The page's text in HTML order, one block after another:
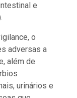
e
o
adversas a
além de
urinários e